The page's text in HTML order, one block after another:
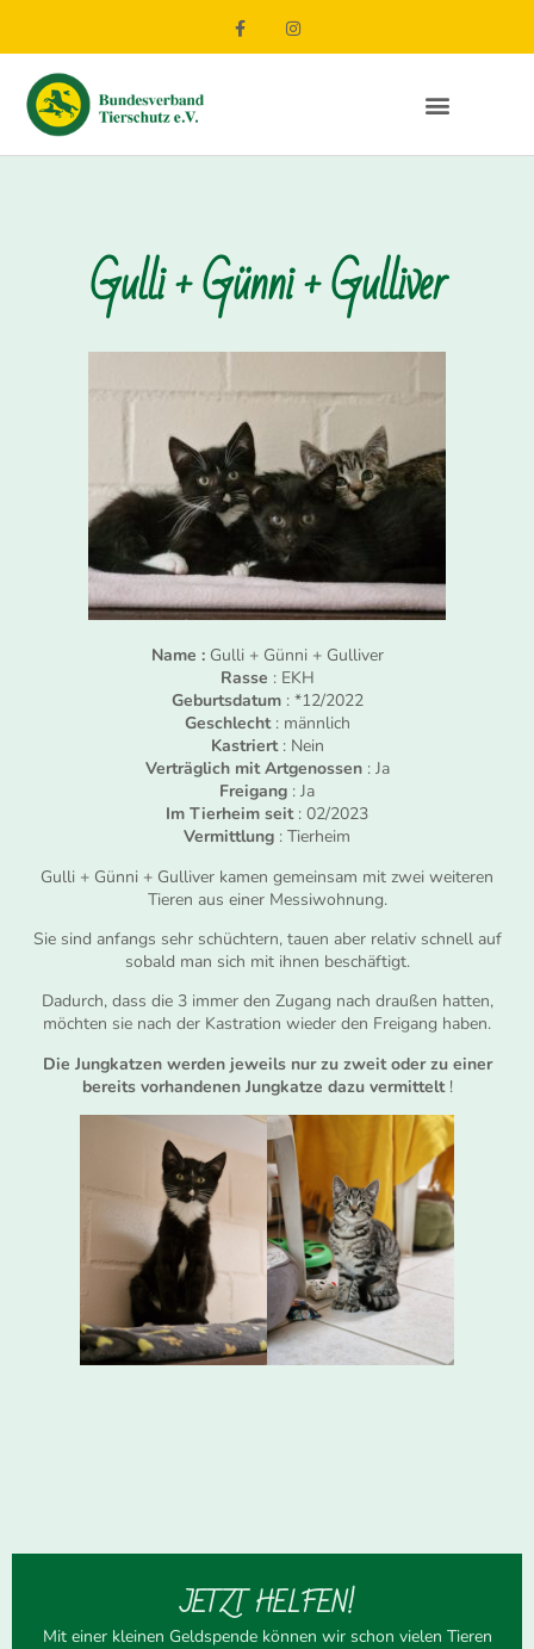
Gulli + Günni + Gulliver
Name :Gulli + Günni + Gulliver
Rasse : EKH
Geburtsdatum: *12/2022
Geschlecht: männlich
Kastriert: Nein
Verträglich mit Artgenossen: Ja
Freigang : Ja
Im Tierheim seit: 02/2023
Vermittlung : Tierheim
Gulli + Günni + Gulliver kamen gemeinsam mit zwei weiteren
Tieren aus einer Messiwohnung.
Sie sind anfangs sehr schüchtern, tauen aber relativ schnell auf
sobald man sich mit ihnen beschäftigt.
Dadurch, dass die 3 immer den Zugang nach draußen hatten,
möchten sie nach der Kastration wieder den Freigang haben.
Die Jungkatzen werden jeweils nur zu zweit oder zu einer
bereits vorhandenen Jungkatze dazu vermittelt !
JETZT HELFEN!
Mit einer kleinen Geldspende können wir schon vielen Tieren